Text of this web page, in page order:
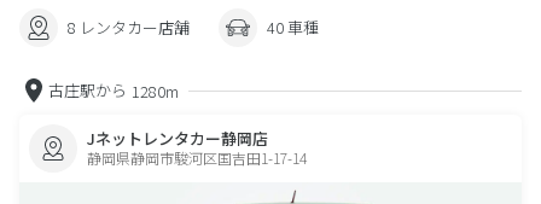
8 レンタカー店舗 40 車種
古庄駅から 1280m
Jネットレンタカー静岡店
静岡県静岡市駿河区国吉田1-17-14